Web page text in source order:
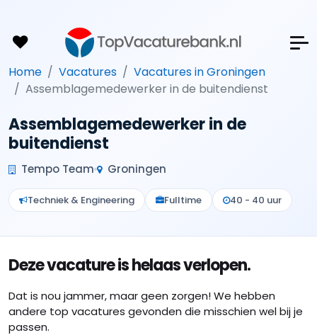
Home Vacatures
Vacatures in Groningen
Assemblagemedewerker in de buitendienst
Assemblagemedewerker in de
buitendienst
Tempo Team Groningen
Techniek & Engineering Fulltime 40 - 40 uur
Deze vacature is helaas verlopen.
Dat is nou jammer, maar geen zorgen! We hebben
andere top vacatures gevonden die misschien wel bij je
passen.